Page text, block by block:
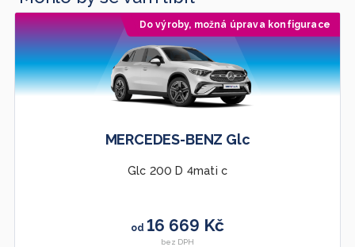
Do výroby, možná úprava konfigurace
MERCEDES-BENZ Glc
Glc 200 D 4mati c
od 16 669 Kč
bez DPH